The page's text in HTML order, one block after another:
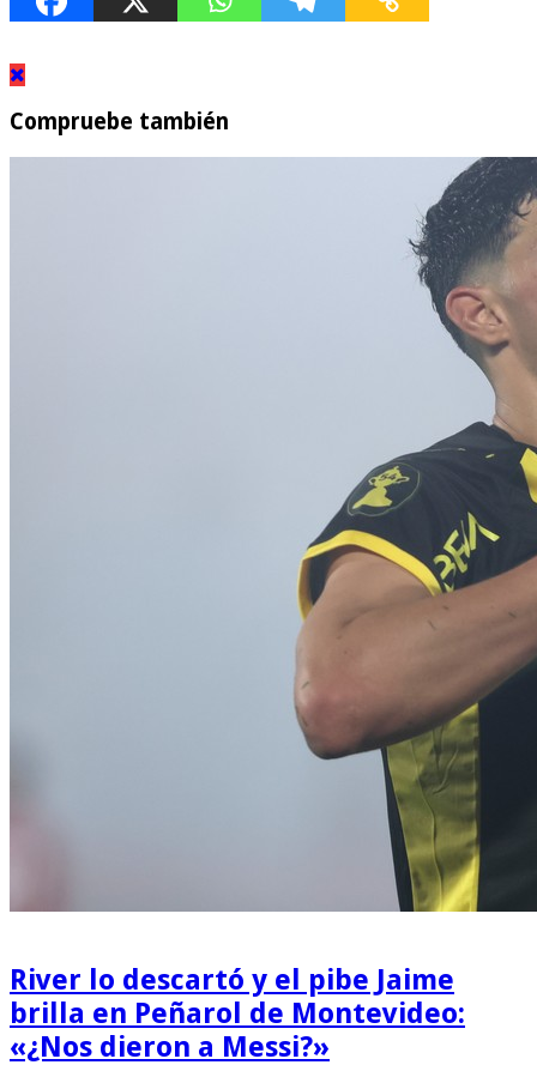
Compruebe también
River lo descartó y el pibe Jaime
brilla en Peñarol de Montevideo:
«¿Nos dieron a Messi?»